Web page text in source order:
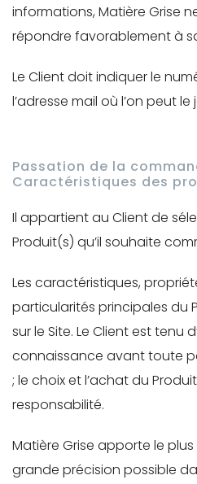
informations, Matière Grise
répondre favorablement à
Le Client doit indiquer le
l’adresse mail où l’on peut
Passation de la
Caractéristiques des
Il appartient au Client de
Produit(s) qu’il souhaite
Les caractéristiques,
particularités principales du
sur le Site. Le Client est tenu
connaissance avant toute
; le choix et l’achat du
responsabilité.
Matière Grise apporte le
grande précision possible